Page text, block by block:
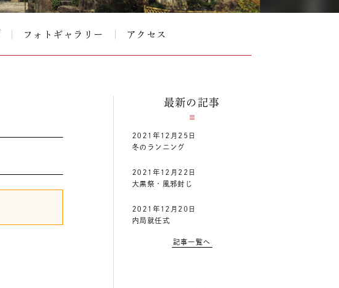
フォトギャラリー アクセス
最新の記事
2021年12月25日
冬のランニング
2021年12月22日
大黒祭・風邪封じ
2021年12月20日
内局就任式
記事一覧へ